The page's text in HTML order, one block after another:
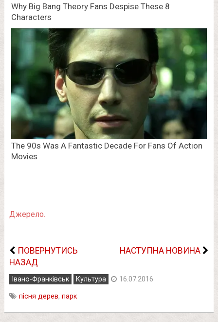
Джерело.
ПОВЕРНУТИСЬ
НАЗАД
НАСТУПНА НОВИНА
Івано-Франківськ Культура 16.07.2016
пісня дерев, парк